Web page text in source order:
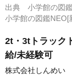
出典 小学館の図
小学館の図鑑
2t・3tトラック
給/未経験可
株式会社しんめい